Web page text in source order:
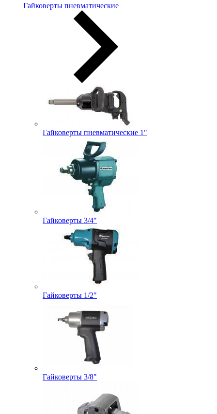
Гайковерты пневматические
Гайковерты пневматические 1"
Гайковерты 3/4"
Гайковерты 1/2"
Гайковерты 3/8"